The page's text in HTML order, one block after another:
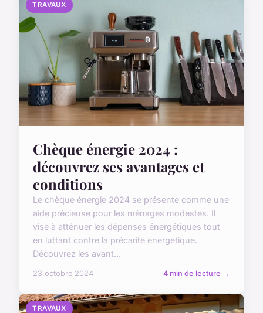
TRAVAUX
Chèque énergie 2024 :
découvrez ses avantages et
conditions
Le chèque énergie 2024 se présente comme une
aide précieuse pour les ménages modestes. Il
vise à atténuer les dépenses énergétiques tout
en luttant contre la précarité énergétique.
Découvrez les avant...
23 octobre 2024 4 min de lecture →
TRAVAUX